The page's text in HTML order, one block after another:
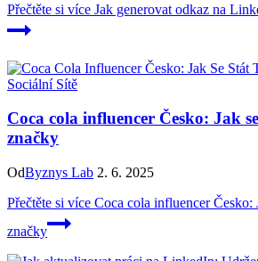
Přečtěte si více Jak generovat odkaz na
Sociální Sítě
Coca cola influencer Česko: Jak
značky
OdByznys Lab 2. 6. 2025
Přečtěte si více Coca cola influencer Česko:
značky